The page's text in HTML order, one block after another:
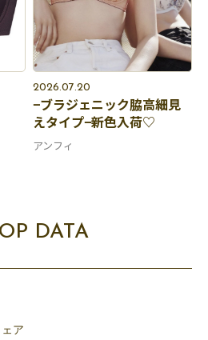
2026.07.20
−ブラジェニック脇高細見
えタイプ−新色入荷♡
アンフィ
DATA
ア